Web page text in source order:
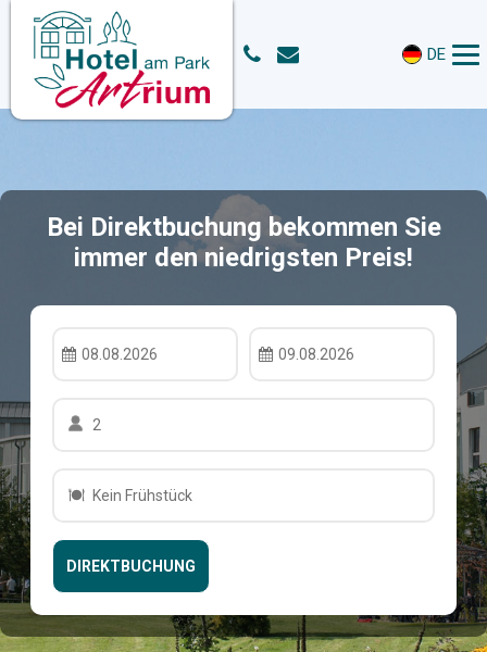
DE
Bei Direktbuchung bekommen Sie
immer den niedrigsten Preis!
08.08.2026 09.08.2026
2
Kein Frühstück